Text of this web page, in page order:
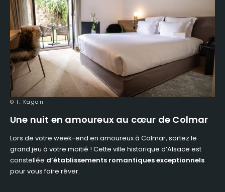
© I. Kagan
Une nuit en amoureux au cœur de Colmar
Lors de votre week-end en amoureux à Colmar, sortez le
grand jeu à votre moitié ! Cette ville historique d’Alsace est
constellée d’établissements romantiques exceptionnels
pour vous faire rêver.